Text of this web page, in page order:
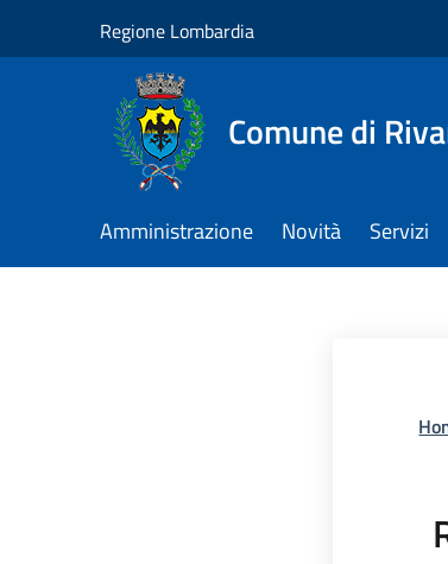
Regione Lombardia
Comune di
Amministrazione Novità Servizi